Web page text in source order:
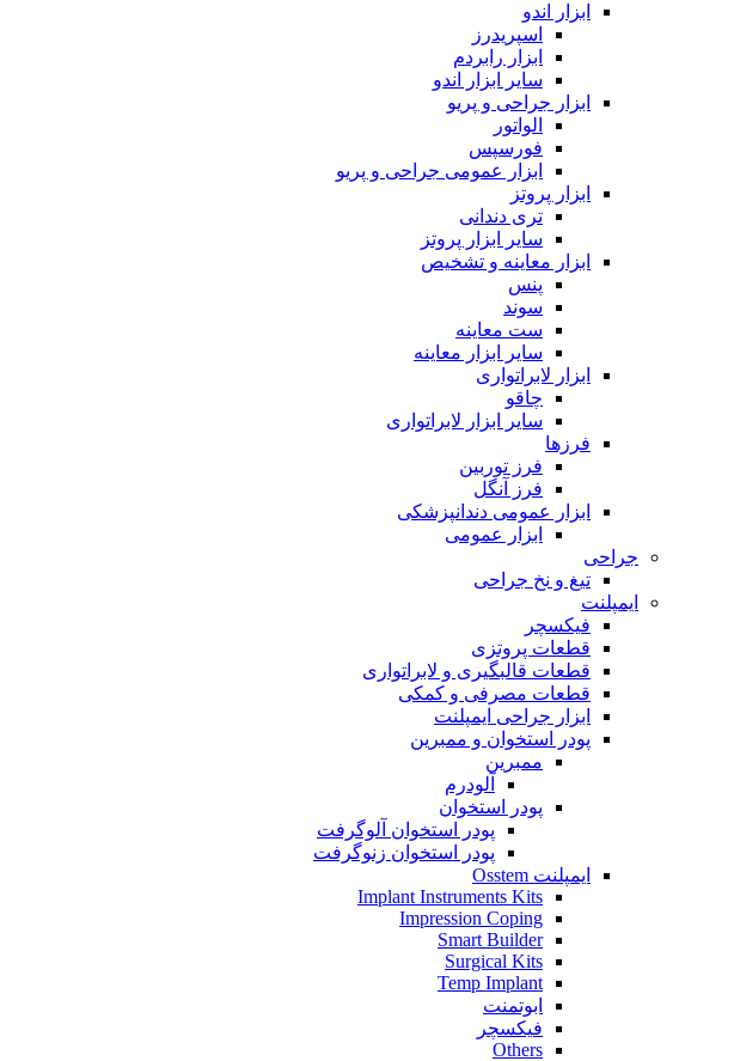
ابزار اندو
اسپریدرز
ابزار رابردم
سایر ابزار اندو
ابزار جراحی و پریو
الواتور
فورسپس
ابزار عمومی جراحی و پریو
ابزار پروتز
تری دندانی
سایر ابزار پروتز
ابزار معاینه و تشخیص
پنس
سوند
ست معاینه
سایر ابزار معاینه
ابزار لابراتواری
چاقو
سایر ابزار لابراتواری
فرزها
فرز توربین
فرز آنگل
ابزار عمومی دندانپزشکی
ابزار عمومی
جراحی
تیغ و نخ جراحی
ایمپلنت
فیکسچر
قطعات پروتزی
قطعات قالبگیری و لابراتواری
قطعات مصرفی و کمکی
ابزار جراحی ایمپلنت
پودر استخوان و ممبرین
ممبرین
آلودرم
پودر استخوان
پودر استخوان آلوگرفت
پودر استخوان زنوگرفت
ایمپلنت Osstem
Implant Instruments Kits
Impression Coping
Smart Builder
Surgical Kits
Temp Implant
ابوتمنت
فیکسچر
Others